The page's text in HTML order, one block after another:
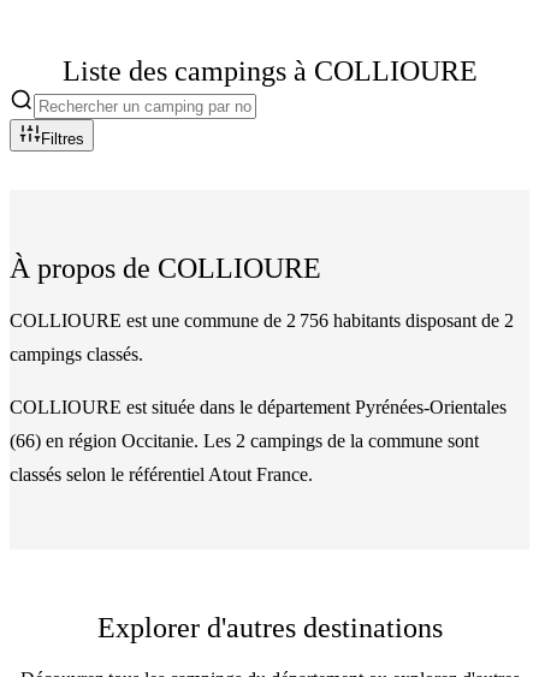
Liste des campings à COLLIOURE
Filtres
À propos de COLLIOURE
COLLIOURE est une commune de 2 756 habitants disposant de 2
campings classés.
COLLIOURE est située dans le département Pyrénées-Orientales
(66) en région Occitanie. Les 2 campings de la commune sont
classés selon le référentiel Atout France.
Explorer d'autres destinations